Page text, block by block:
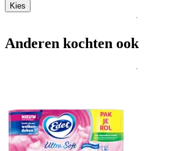
Kies
Anderen kochten ook